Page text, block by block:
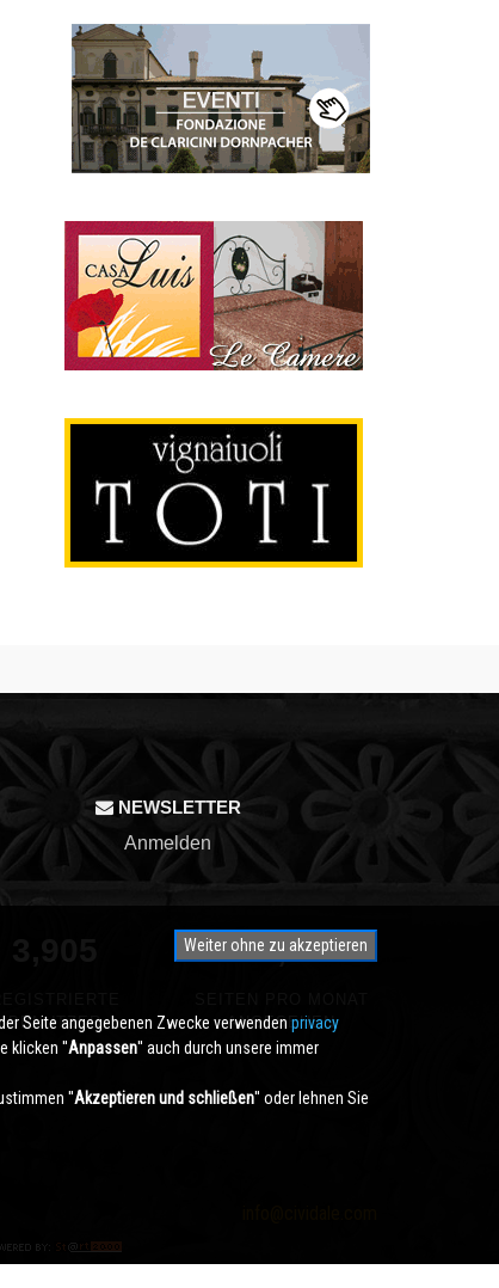
NEWSLETTER
Anmelden
BENUTZER
350,000
ANGESEHEN
Weiter ohne zu akzeptieren
Seite angegebenen Zwecke verwenden privacy
klicken ''Anpassen'' auch durch unsere immer
''Akzeptieren und schließen'' oder lehnen Sie